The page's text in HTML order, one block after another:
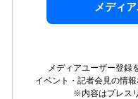
メディ
メディアユーザー登録
イベント・記者会見の情
※内容はプレス